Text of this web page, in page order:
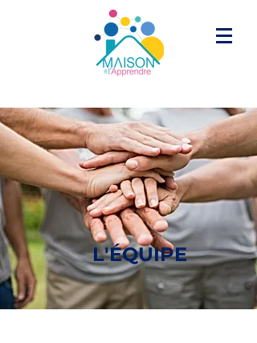
L'ÉQUIPE